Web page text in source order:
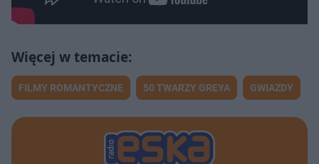
FILMY ROMANTYCZNE 50 TWARZY GREYA GWIAZDY